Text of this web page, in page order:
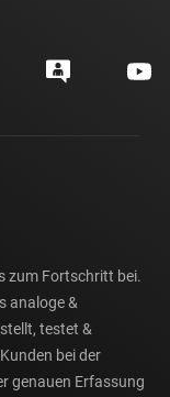
zum Fortschritt bei.
analoge &
testet &
bei der
genauen Erfassung